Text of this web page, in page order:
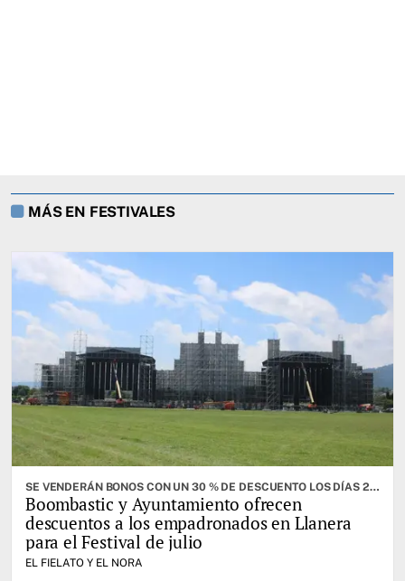
MÁS EN FESTIVALES
SE VENDERÁN BONOS CON UN 30 % DE DESCUENTO LOS DÍAS 28 DE FEBRERO Y 1 DE MARZO
Boombastic y Ayuntamiento ofrecen
descuentos a los empadronados en Llanera
para el Festival de julio
EL FIELATO Y EL NORA